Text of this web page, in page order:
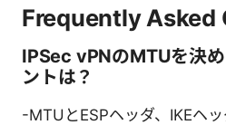
Frequently Asked
IPSec vPNのMTUを決
ントは？
-MTUとESPヘッダ、IKEヘ